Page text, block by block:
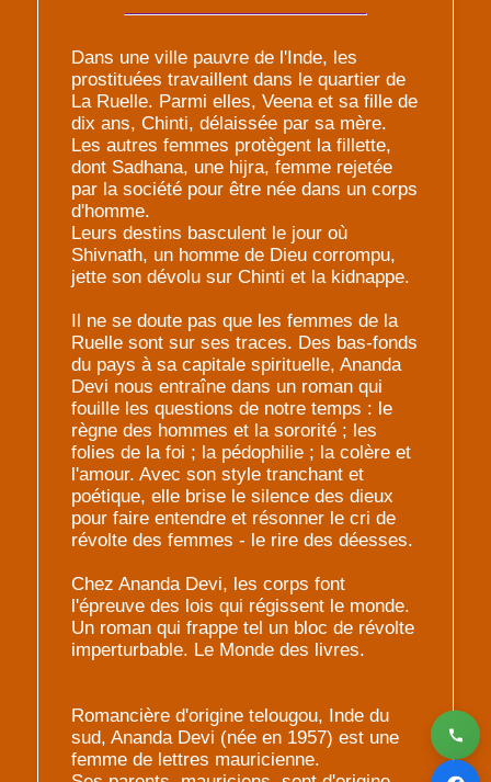
Dans une ville pauvre de l'Inde, les
prostituées travaillent dans le quartier de
La Ruelle. Parmi elles, Veena et sa fille de
dix ans, Chinti, délaissée par sa mère.
Les autres femmes protègent la fillette,
dont Sadhana, une hijra, femme rejetée
par la société pour être née dans un corps
d'homme.
Leurs destins basculent le jour où
Shivnath, un homme de Dieu corrompu,
jette son dévolu sur Chinti et la kidnappe.
Il ne se doute pas que les femmes de la
Ruelle sont sur ses traces. Des bas-fonds
du pays à sa capitale spirituelle, Ananda
Devi nous entraîne dans un roman qui
fouille les questions de notre temps : le
règne des hommes et la sororité ; les
folies de la foi ; la pédophilie ; la colère et
l'amour. Avec son style tranchant et
poétique, elle brise le silence des dieux
pour faire entendre et résonner le cri de
révolte des femmes - le rire des déesses.
Chez Ananda Devi, les corps font
l'épreuve des lois qui régissent le monde.
Un roman qui frappe tel un bloc de révolte
imperturbable. Le Monde des livres.
Romancière d'origine telougou, Inde du
sud, Ananda Devi (née en 1957) est une
femme de lettres mauricienne.